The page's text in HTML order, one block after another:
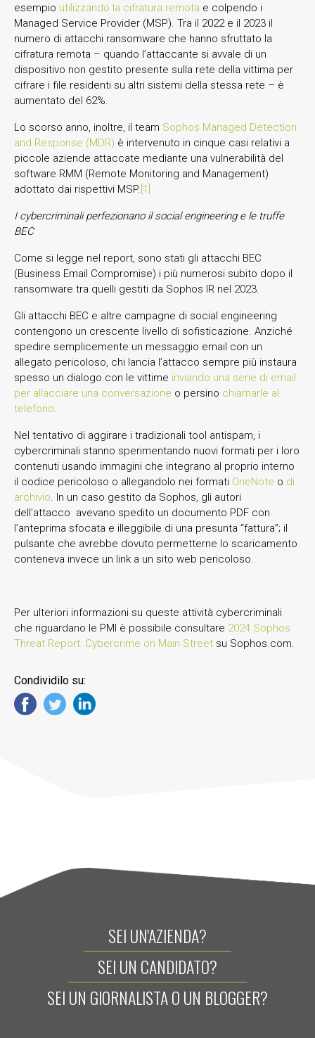
esempio utilizzando la cifratura remota e colpendo i
Managed Service Provider (MSP). Tra il 2022 e il 2023 il
numero di attacchi ransomware che hanno sfruttato la
cifratura remota – quando l’attaccante si avvale di un
dispositivo non gestito presente sulla rete della vittima per
cifrare i file residenti su altri sistemi della stessa rete – è
aumentato del 62%.
Lo scorso anno, inoltre, il team Sophos Managed Detection
and Response (MDR) è intervenuto in cinque casi relativi a
piccole aziende attaccate mediante una vulnerabilità del
software RMM (Remote Monitoring and Management)
adottato dai rispettivi MSP. [1]
I cybercriminali perfezionano il social engineering e le truffe
BEC
Come si legge nel report, sono stati gli attacchi BEC
(Business Email Compromise) i più numerosi subito dopo il
ransomware tra quelli gestiti da Sophos IR nel 2023.
Gli attacchi BEC e altre campagne di social engineering
contengono un crescente livello di sofisticazione. Anziché
spedire semplicemente un messaggio email con un
allegato pericoloso, chi lancia l’attacco sempre più instaura
spesso un dialogo con le vittime inviando una serie di email
per allacciare una conversazione o persino chiamarle al
telefono.
Nel tentativo di aggirare i tradizionali tool antispam, i
cybercriminali stanno sperimentando nuovi formati per i loro
contenuti usando immagini che integrano al proprio interno
il codice pericoloso o allegandolo nei formati OneNote o di
archivio. In un caso gestito da Sophos, gli autori
dell’attacco avevano spedito un documento PDF con
l’anteprima sfocata e illeggibile di una presunta “fattura”; il
pulsante che avrebbe dovuto permetterne lo scaricamento
conteneva invece un link a un sito web pericoloso.
Per ulteriori informazioni su queste attività cybercriminali
che riguardano le PMI è possibile consultare 2024 Sophos
Threat Report: Cybercrime on Main Street su Sophos.com.
Condividilo su:
SEI UN'AZIENDA?
SEI UN CANDIDATO?
SEI UN GIORNALISTA O UN BLOGGER?